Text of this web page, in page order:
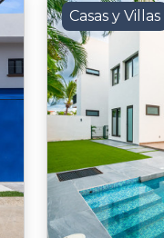
Casas y Villas